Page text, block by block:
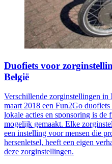
Duofiets voor
België
Verschillende zorginstellingen in
maart 2018 een Fun2Go
lokale acties en sponsoring is de
mogelijk gemaakt. Elke
een instelling voor mensen die
hersenletsel, heeft een eigen
deze zorginstellingen.